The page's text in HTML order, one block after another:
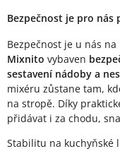
Bezpečnost je pro nás
Bezpečnost je u nás
Mixnito vybaven
sestavení nádoby a
mixéru zůstane tam,
na stropě. Díky
přidávat i za chodu,
Stabilitu na kuchyňské